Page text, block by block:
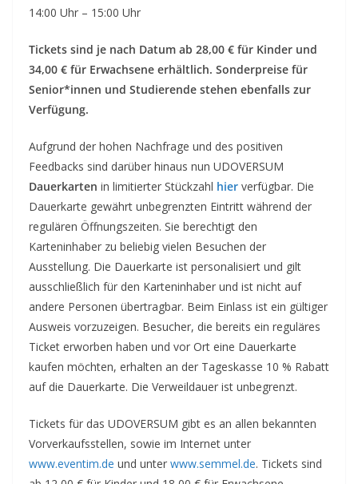
14:00 Uhr – 15:00 Uhr
Tickets sind je nach Datum ab 28,00 € für Kinder und
34,00 € für Erwachsene erhältlich. Sonderpreise für
Senior*innen und Studierende stehen ebenfalls zur
Verfügung.
Aufgrund der hohen Nachfrage und des positiven
Feedbacks sind darüber hinaus nun UDOVERSUM
Dauerkarten in limitierter Stückzahl hier verfügbar. Die
Dauerkarte gewährt unbegrenzten Eintritt während der
regulären Öffnungszeiten. Sie berechtigt den
Karteninhaber zu beliebig vielen Besuchen der
Ausstellung. Die Dauerkarte ist personalisiert und gilt
ausschließlich für den Karteninhaber und ist nicht auf
andere Personen übertragbar. Beim Einlass ist ein gültiger
Ausweis vorzuzeigen. Besucher, die bereits ein reguläres
Ticket erworben haben und vor Ort eine Dauerkarte
kaufen möchten, erhalten an der Tageskasse 10 % Rabatt
auf die Dauerkarte. Die Verweildauer ist unbegrenzt.
Tickets für das UDOVERSUM gibt es an allen bekannten
Vorverkaufsstellen, sowie im Internet unter
www.eventim.de und unter www.semmel.de. Tickets sind